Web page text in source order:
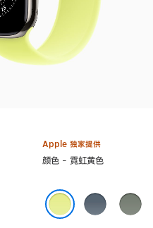
Apple 独家提供
选
色:
颜色 - 霓虹黄色
铁
锚
灰
绿